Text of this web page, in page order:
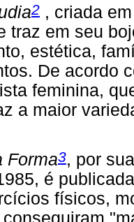
2 , criada
traz em seu
estética,
De acordo
feminina,
a maior
Forma3, por
é
físicos,